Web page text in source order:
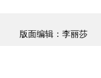
版面编辑：李丽莎